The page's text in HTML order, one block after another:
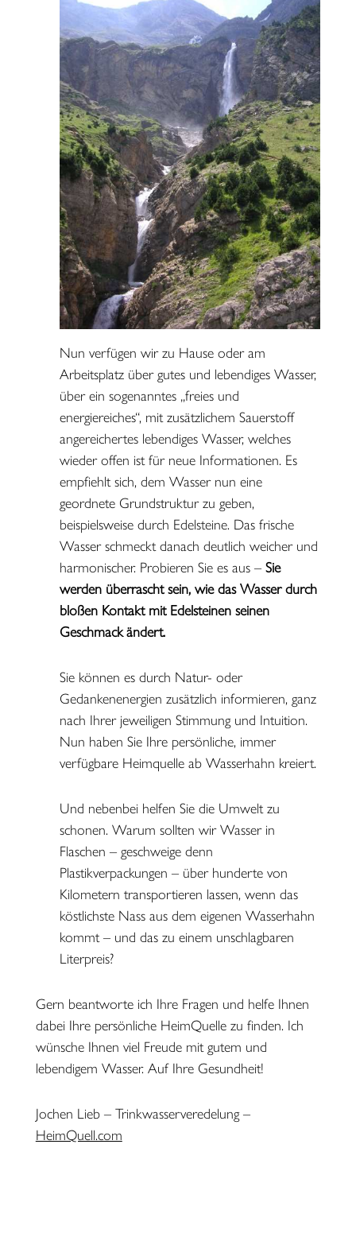
Nun verfügen wir zu Hause oder am
Arbeitsplatz über gutes und lebendiges Wasser,
über ein sogenanntes „freies und
energiereiches“, mit zusätzlichem Sauerstoff
angereichertes lebendiges Wasser, welches
wieder offen ist für neue Informationen. Es
empfiehlt sich, dem Wasser nun eine
geordnete Grundstruktur zu geben,
beispielsweise durch Edelsteine. Das frische
Wasser schmeckt danach deutlich weicher und
harmonischer. Probieren Sie es aus – Sie
werden überrascht sein, wie das Wasser durch
bloßen Kontakt mit Edelsteinen seinen
Geschmack ändert.
Sie können es durch Natur- oder
Gedankenenergien zusätzlich informieren, ganz
nach Ihrer jeweiligen Stimmung und Intuition.
Nun haben Sie Ihre persönliche, immer
verfügbare Heimquelle ab Wasserhahn kreiert.
Und nebenbei helfen Sie die Umwelt zu
schonen. Warum sollten wir Wasser in
Flaschen – geschweige denn
Plastikverpackungen – über hunderte von
Kilometern transportieren lassen, wenn das
köstlichste Nass aus dem eigenen Wasserhahn
kommt – und das zu einem unschlagbaren
Literpreis?
Gern beantworte ich Ihre Fragen und helfe Ihnen
dabei Ihre persönliche HeimQuelle zu finden. Ich
wünsche Ihnen viel Freude mit gutem und
lebendigem Wasser. Auf Ihre Gesundheit!
Jochen Lieb – Trinkwasserveredelung –
HeimQuell.com